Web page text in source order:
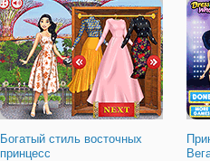
Богатый стиль восточных
принцесс